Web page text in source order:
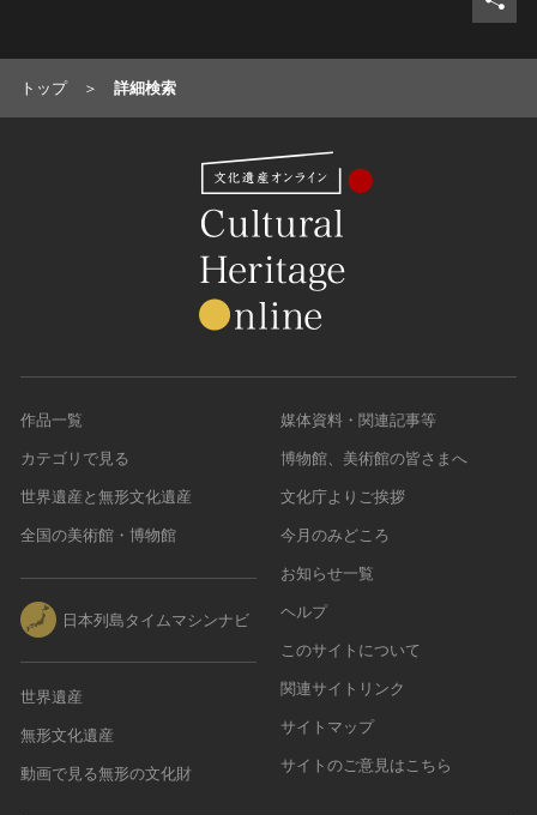
トップ 詳細検索
作品一覧
カテゴリで見る
世界遺産と無形文化遺産
全国の美術館・博物館
日本列島タイムマシンナビ
世界遺産
無形文化遺産
動画で見る無形の文化財
媒体資料・関連記事等
博物館、美術館の皆さまへ
文化庁よりご挨拶
今月のみどころ
お知らせ一覧
ヘルプ
このサイトについて
関連サイトリンク
サイトマップ
サイトのご意見はこちら